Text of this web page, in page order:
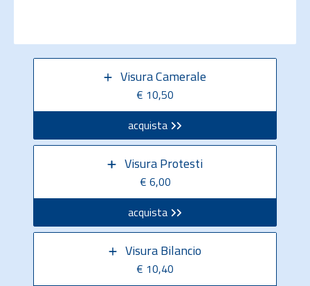
Visura Camerale
€ 10,50
acquista
Visura Protesti
€ 6,00
acquista
Visura Bilancio
€ 10,40